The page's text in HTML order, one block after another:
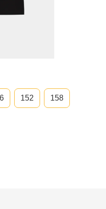
152 158